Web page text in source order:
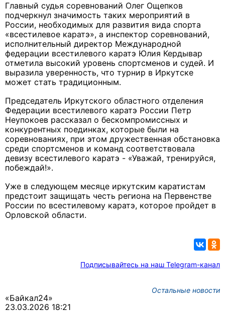
Главный судья соревнований Олег Ощепков
подчеркнул значимость таких мероприятий в
России, необходимых для развития вида спорта
«всестилевое каратэ», а инспектор соревнований,
исполнительный директор Международной
федерации всестилевого каратэ Юлия Кердывар
отметила высокий уровень спортсменов и судей. И
выразила уверенность, что турнир в Иркутске
может стать традиционным.
Председатель Иркутского областного отделения
Федерации всестилевого каратэ России Петр
Неупокоев рассказал о бескомпромиссных и
конкурентных поединках, которые были на
соревнованиях, при этом дружественная обстановка
среди спортсменов и команд соответствовала
девизу всестилевого каратэ - «Уважай, тренируйся,
побеждай!».
Уже в следующем месяце иркутским каратистам
предстоит защищать честь региона на Первенстве
России по всестилевому каратэ, которое пройдет в
Орловской области.
Подписывайтесь на наш Telegram-канал
Остальные новости
«Байкал24»
23.03.2026 18:21